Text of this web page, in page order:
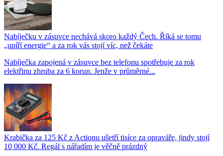
Nabíječku v zásuvce nechává skoro každý Čech. Říká se tomu
„upíří energie“ a za rok vás stojí víc, než čekáte
Nabíječka zapojená v zásuvce bez telefonu spotřebuje za rok
elektřinu zhruba za 6 korun. Jenže v průměrné...
Krabička za 125 Kč z Actionu ušetří tisíce za opraváře, jindy stojí
10 000 Kč. Regál s nářadím je věčně prázdný